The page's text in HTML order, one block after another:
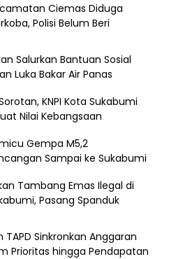
Ciemas Diduga
Polisi Belum Beri
Salurkan Bantuan Sosial
Luka Bakar Air Panas
KNPI Kota Sukabumi
Nilai Kebangsaan
Gempa M5,2
Sampai ke Sukabumi
Tambang Emas Ilegal di
Pasang Spanduk
TAPD Sinkronkan Anggaran
Prioritas hingga Pendapatan